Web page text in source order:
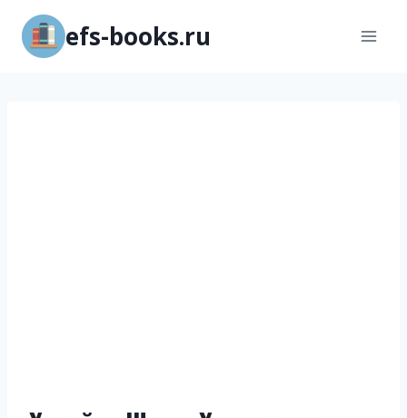
Перейти
содержимому
efs-books.ru